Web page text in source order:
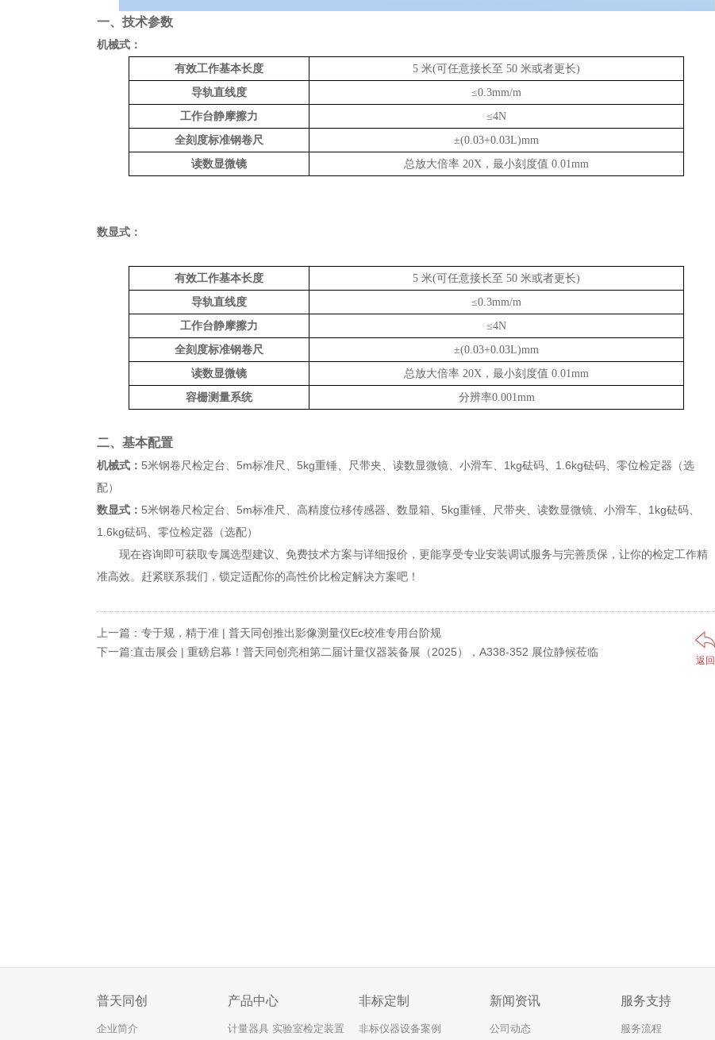
一、技术参数
机械式：
有效工作基本长度
5 米(可任意接长至 50 米或者更长)
导轨直线度
≤0.3mm/m
工作台静摩擦力
≤4N
全刻度标准钢卷尺
±(0.03+0.03L)mm
读数显微镜
总放大倍率 20X，最小刻度值 0.01mm
数显式：
有效工作基本长度
5 米(可任意接长至 50 米或者更长)
导轨直线度
≤0.3mm/m
工作台静摩擦力
≤4N
全刻度标准钢卷尺
±(0.03+0.03L)mm
读数显微镜
总放大倍率 20X，最小刻度值 0.01mm
容栅测量系统
分辨率0.001mm
二、基本配置
机械式： 5米钢卷尺检定台、5m标准尺、5kg重锤、尺带夹、读数显微镜、小滑车、1kg砝码、1.6kg砝码、零位检定器（选
配）
数显式： 5米钢卷尺检定台、5m标准尺、高精度位移传感器、数显箱、5kg重锤、尺带夹、读数显微镜、小滑车、1kg砝码、
1.6kg砝码、零位检定器（选配）
现在咨询即可获取专属选型建议、免费技术方案与详细报价，更能享受专业安装调试服务与完善质保，让你的检定工作精
准高效。赶紧联系我们，锁定适配你的高性价比检定解决方案吧！
上一篇：专于规，精于准 | 普天同创推出影像测量仪Ec校准专用台阶规
下一篇:直击展会 | 重磅启幕！普天同创亮相第二届计量仪器装备展（2025），A338-352 展位静候莅临
返回
普天同创
企业简介
产品中心
计量器具 实验室检定装置
非标定制
非标仪器设备案例
新闻资讯
公司动态
服务支持
服务流程